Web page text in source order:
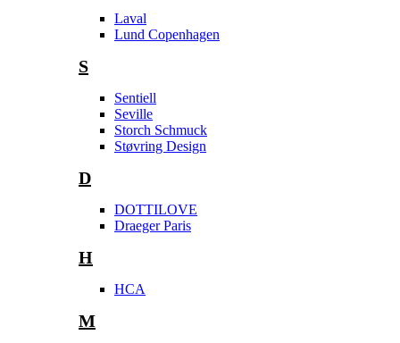
Laval
Lund Copenhagen
S
Sentiell
Seville
Storch Schmuck
Støvring Design
D
DOTTILOVE
Draeger Paris
H
HCA
M